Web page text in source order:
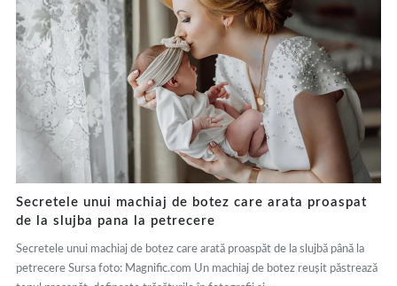
Secretele unui machiaj de botez care arata proaspat
de la slujba pana la petrecere
Secretele unui machiaj de botez care arată proaspăt de la slujbă până la
petrecere Sursa foto: Magnific.com Un machiaj de botez reușit păstrează